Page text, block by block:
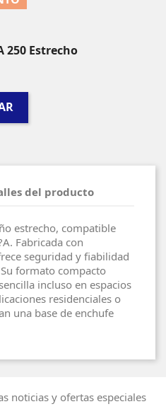
250 Estrecho
del producto
estrecho, compatible
Fabricada con
seguridad y fiabilidad
formato compacto
incluso en espacios
residenciales o
una base de enchufe
noticias y ofertas especiales